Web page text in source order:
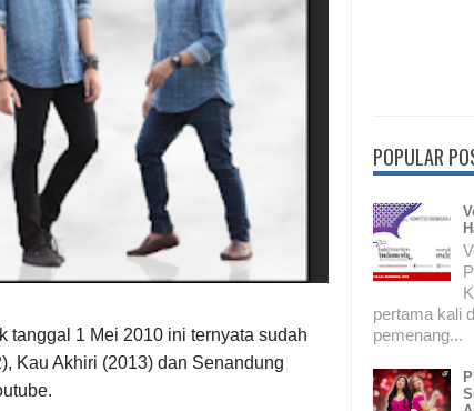
tanggal 1 Mei 2010 ini ternyata sudah
Kau Akhiri (2013) dan Senandung
POPULAR
pertama kali
pemenang...